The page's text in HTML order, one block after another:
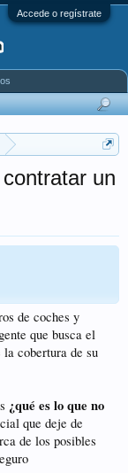
Accede o regístrate
un
de coches y
que busca el
la cobertura de su
¿qué es lo que no
que deje de
de los posibles